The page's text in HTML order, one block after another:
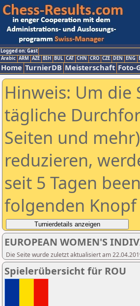
Logged on: Gast
Arabic ARM AZE BIH BUL CAT CHN CRO CZE DEN ENG
Home TurnierDB Meisterschaft Foto-
Hinweis: Um die
tägliche
Seiten und
reduzieren,
seit 5 Tagen
folgenden
EUROPEAN WOMEN'S
Die Seite wurde zuletzt aktualisiert am
Spielerübersicht für ROU